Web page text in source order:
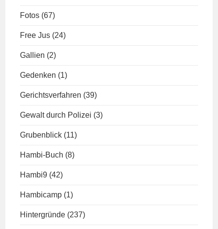
Fotos (67)
Free Jus (24)
Gallien (2)
Gedenken (1)
Gerichtsverfahren (39)
Gewalt durch Polizei (3)
Grubenblick (11)
Hambi-Buch (8)
Hambi9 (42)
Hambicamp (1)
Hintergründe (237)